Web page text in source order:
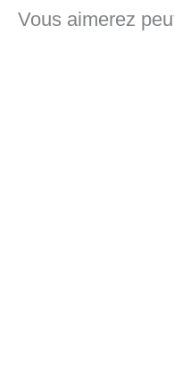
Vous aimerez